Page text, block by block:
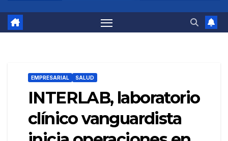
EMPRESARIAL SALUD
INTERLAB, laboratorio
clínico vanguardista